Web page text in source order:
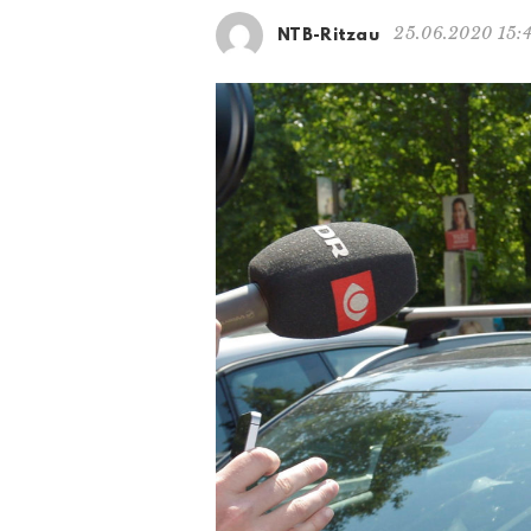
NTB-Ritzau 25.06.2020